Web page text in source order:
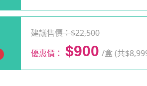
建議售價：$22,500
優惠價： $900 /盒 (共